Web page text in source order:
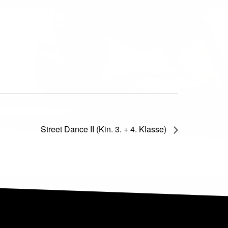
Street Dance II (Kin. 3. + 4. Klasse)